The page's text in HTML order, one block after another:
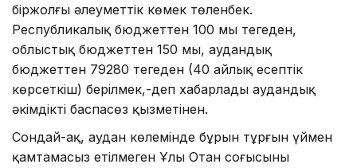
біржолғы әлеуметтік көмек төленбек.
Республикалық бюджеттен 100 мың теңгеден,
облыстық бюджеттен 150 мың, аудандық
бюджеттен 79280 теңгеден (40 айлық есептік
көрсеткіш) берілмек,-деп хабарлады аудандық
әкімдіктің баспасөз қызметінен.
Сондай-ақ, аудан көлемінде бұрын тұрғын үймен
қамтамасыз етілмеген Ұлы Отан соғысының